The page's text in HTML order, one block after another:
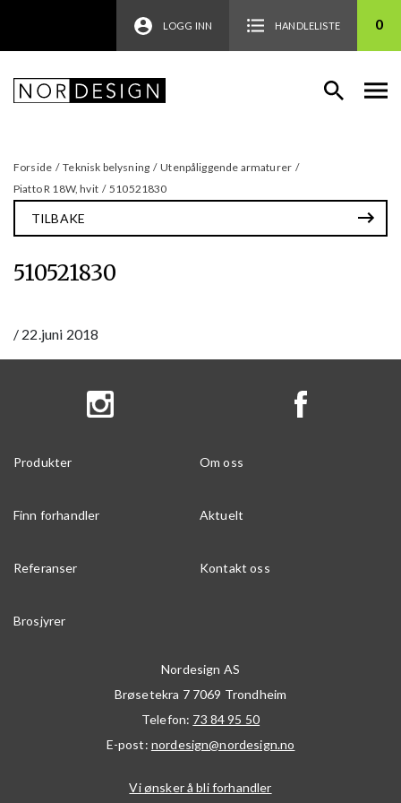
LOGG INN HANDLELISTE 0
Forside / Teknisk belysning / Utenpåliggende armaturer /
Piatto R 18W, hvit / 510521830
TILBAKE
510521830
/ 22.juni 2018
Produkter Om oss
Finn forhandler Aktuelt
Referanser Kontakt oss
Brosjyrer
Nordesign AS
Brøsetekra 7 7069 Trondheim
Telefon: 73 84 95 50
E-post: nordesign@nordesign.no
Vi ønsker å bli forhandler